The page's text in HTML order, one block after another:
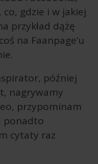
gdzie i w jakiej
przykład dążę
na Faanpage’u
później
nagrywamy
przypominam
ponadto
cytaty raz